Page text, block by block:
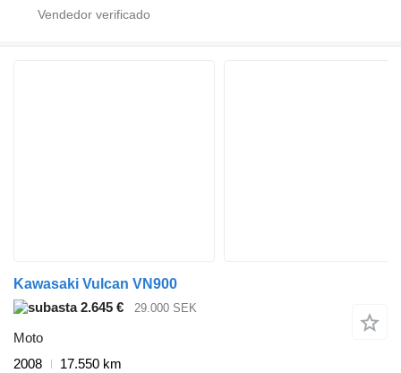
Kawasaki Vulcan VN900
2.645 €
29.000 SEK
Moto
2008
17.550 km